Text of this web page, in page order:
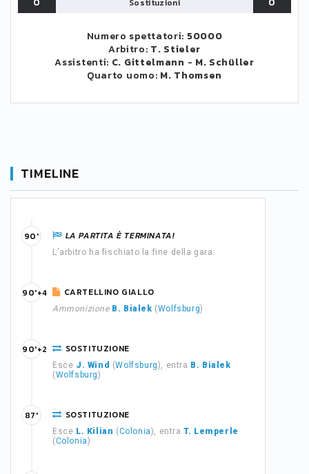
Sostituzioni
Numero spettatori: 50000
Arbitro: T. Stieler
Assistenti: C. Gittelmann - M. Schüller
Quarto uomo: M. Thomsen
TIMELINE
LA PARTITA È TERMINATA!
L'arbitro ha fischiato la fine della gara.
90'
CARTELLINO GIALLO
Ammonizione B. Bialek (Wolfsburg)
90'+4
SOSTITUZIONE
Esce J. Wind (Wolfsburg), entra B. Bialek
(Wolfsburg)
90'+2
SOSTITUZIONE
Esce L. Kilian (Colonia), entraT. Lemperle
(Colonia)
87'